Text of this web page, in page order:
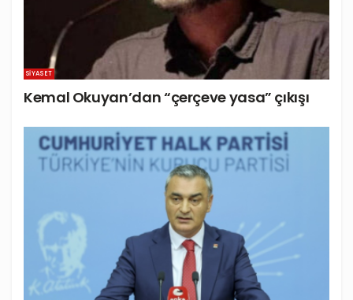
SIYASET
Kemal Okuyan’dan “çerçeve yasa” çıkışı